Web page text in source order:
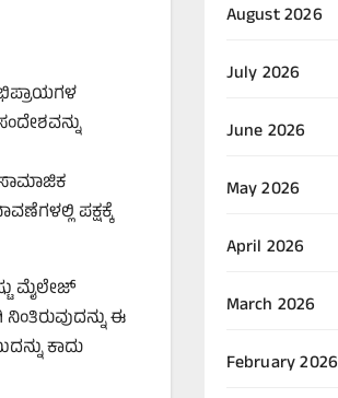
ಪಕ್ಷಕ್ಕೆ
ಮೈಲೇಜ್
ಈ
ಕಾದು
August 2026
July 2026
June 2026
May 2026
April 2026
March 2026
February 2026